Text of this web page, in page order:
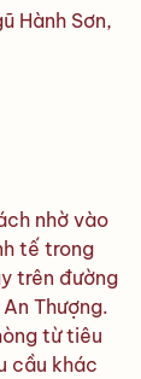
Hành Sơn,
nhờ vào
tế trong
trên đường
Thượng.
từ tiêu
cầu khác